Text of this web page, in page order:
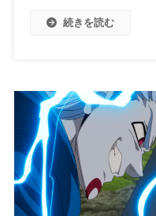
続きを読む